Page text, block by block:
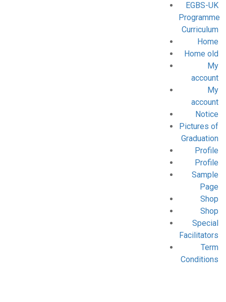
EGBS-UK
Programme
Curriculum
Home
Home old
My
account
My
account
Notice
Pictures of
Graduation
Profile
Profile
Sample
Page
Shop
Shop
Special
Facilitators
Term
Conditions